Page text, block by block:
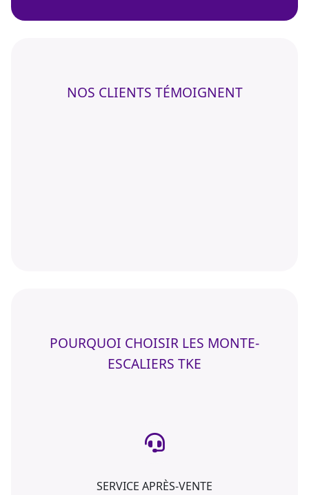
NOS CLIENTS TÉMOIGNENT
POURQUOI CHOISIR LES MONTE-
ESCALIERS TKE
SERVICE APRÈS-VENTE